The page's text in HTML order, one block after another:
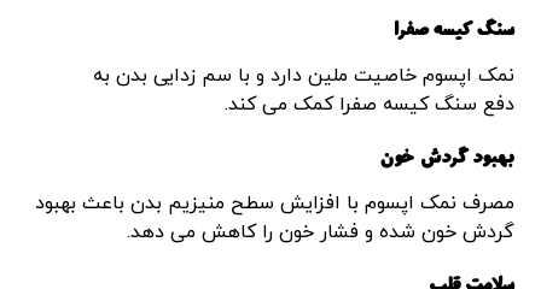
سنگ کیسه صفرا
نمک اپسوم خاصیت ملین دارد و با سم زدایی بدن به
دفع سنگ کیسه صفرا کمک می کند.
بهبود گردش خون
مصرف نمک اپسوم با افزایش سطح منیزیم بدن باعث بهبود
گردش خون شده و فشار خون را کاهش می دهد.